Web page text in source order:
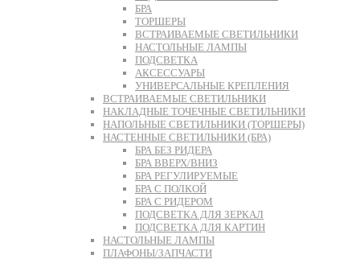
БРА
ТОРШЕРЫ
ВСТРАИВАЕМЫЕ СВЕТИЛЬНИКИ
НАСТОЛЬНЫЕ ЛАМПЫ
ПОДСВЕТКА
АКСЕССУАРЫ
УНИВЕРСАЛЬНЫЕ КРЕПЛЕНИЯ
ВСТРАИВАЕМЫЕ СВЕТИЛЬНИКИ
НАКЛАДНЫЕ ТОЧЕЧНЫЕ СВЕТИЛЬНИКИ
НАПОЛЬНЫЕ СВЕТИЛЬНИКИ (ТОРШЕРЫ)
НАСТЕННЫЕ СВЕТИЛЬНИКИ (БРА)
БРА БЕЗ РИДЕРА
БРА ВВЕРХ/ВНИЗ
БРА РЕГУЛИРУЕМЫЕ
БРА С ПОЛКОЙ
БРА С РИДЕРОМ
ПОДСВЕТКА ДЛЯ ЗЕРКАЛ
ПОДСВЕТКА ДЛЯ КАРТИН
НАСТОЛЬНЫЕ ЛАМПЫ
ПЛАФОНЫ/ЗАПЧАСТИ